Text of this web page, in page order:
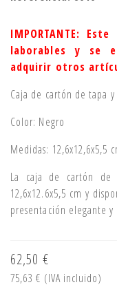
IMPORTANTE:
laborables y se
adquirir otros
Caja de cartón de tapa
Color: Negro
Medidas: 12,6x12,6x5,5
La caja de cartón
12,6x12.6x5,5 cm y
presentación elegante
62,50 €
75,63 € (IVA incluido)